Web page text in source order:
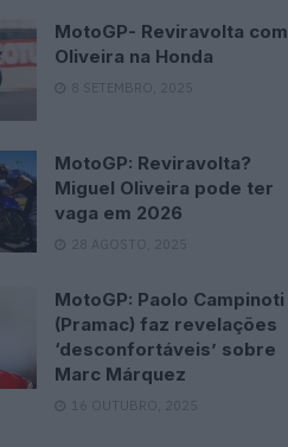
MotoGP- Reviravolta com
Oliveira na Honda
8 SETEMBRO, 2025
MotoGP: Reviravolta?
Miguel Oliveira pode ter
vaga em 2026
28 AGOSTO, 2025
MotoGP: Paolo Campinoti
(Pramac) faz revelações
‘desconfortáveis’ sobre
Marc Márquez
16 OUTUBRO, 2025